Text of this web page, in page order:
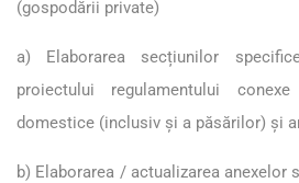
(gospodării private)
a) Elaborarea secțiunilor
proiectului regulamentului
domestice (inclusiv și a păsărilor) și
b) Elaborarea / actualizarea